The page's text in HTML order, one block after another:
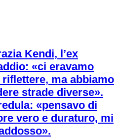
Kendi, l’ex
«ci eravamo
ma abbiamo
strade diverse».
«pensavo di
vero e duraturo, mi